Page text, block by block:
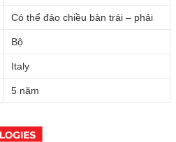
Có thể đảo chiều bàn trái – phải
Bộ
Italy
5 năm